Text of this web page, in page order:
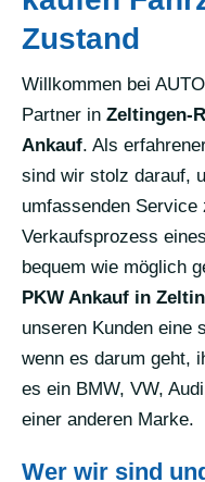
Zustand
Willkommen bei
Partner in Zeltingen-
Ankauf. Als
sind wir stolz darauf,
umfassenden Service
Verkaufsprozess
bequem wie möglich
PKW Ankauf in
unseren Kunden eine
wenn es darum geht,
es ein BMW, VW,
einer anderen Marke.
Wer wir sind